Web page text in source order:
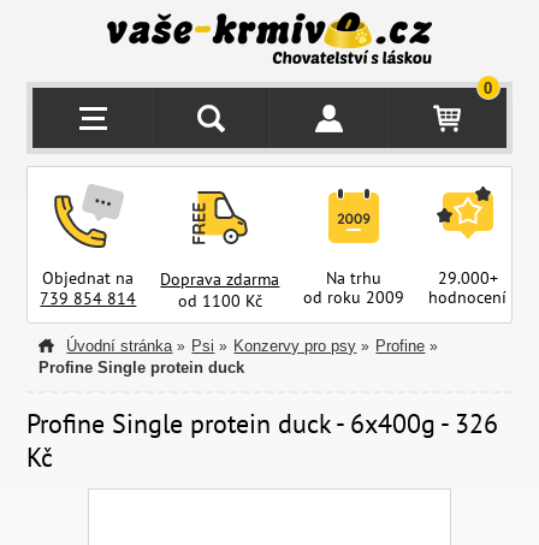
0
Objednat na
739 854 814
Doprava zdarma
od 1100 Kč
Na trhu
od roku 2009
29.000+
hodnocení
Úvodní stránka » Psi » Konzervy pro psy » Profine »
Profine Single protein duck
Profine Single protein duck - 6x400g - 326
Kč